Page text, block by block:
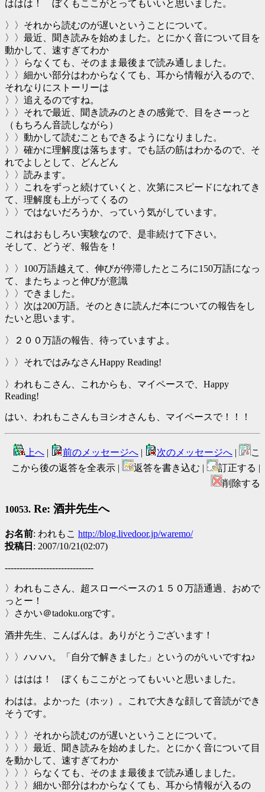
ははは！ ぼくもここがとってもいいと思いました。
〉〉それから読むのが遅いということについて。
〉〉最近、聞き読みを始めました。とにかく音について目を
動かして、速すぎてわか
〉〉らなくても、そのまま最後まで読み通しました。
〉〉細かい部分はわからなくても、耳から情報が入るので、
それなりにストーリーは
〉〉追えるのですね。
〉〉それで最近、聞き読みのときの感覚で、目をさーっと
（もちろん音読しながら）
〉〉動かして読むこともできるようになりました。
〉〉確かに理解度は落ちます。でも話の筋はわかるので、そ
れでよしとして、どんどん
〉〉読みます。
〉〉これをずっと続けていくと、次第にスピードになれてき
て、理解度も上がってくるの
〉〉ではないだろうか、っていう気がしています。
これはおもしろい実験なので、是非続けて下さい。
そして、どうぞ、報告を！
〉〉100万語越えて、伸びが停滞したところに150万語になっ
て、またちょっと伸びが意識
〉〉できました。
〉〉次は200万語。そのときに読んだ本についての報告をし
たいと思います。
〉２００万語の報告、待っていますよ。
〉〉それではみなさんHappy Reading!
〉われもこさん、これからも、マイペースで、Happy
Reading!
はい、われもこさんもヨシオさんも、マイペースで！！！
上へ | 前のメッセージへ | 次のメッセージへ |
こ
こから後の返答を全表示 |
返答を書き込む |
訂正する |
削除する
10053. Re: 酒井先生へ
お名前: われもこ http://blog.livedoor.jp/waremo/
投稿日 : 2007/10/21(02:07)
------------------------------
〉われもこさん、超スローペースの１５０万語通過、おめで
っとー！
〉さかい＠tadoku.orgです。
酒井先生、こんばんは。ありがとうございます！
〉〉ハハハ。「自分で解きました」というのがいいですね♪
〉ははは！ ぼくもここがとってもいいと思いました。
わはは。よかった（ホッ）。これで大きな顔して音読ができ
そうです。
〉〉〉それから読むのが遅いということについて。
〉〉〉最近、聞き読みを始めました。とにかく音について目
を動かして、速すぎてわか
〉〉〉らなくても、そのまま最後まで読み通しました。
〉〉〉細かい部分はわからなくても、耳から情報が入るの